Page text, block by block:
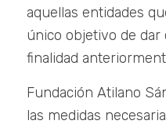
aquellas entidades
único objetivo de dar
finalidad
Fundación Atilano
las medidas